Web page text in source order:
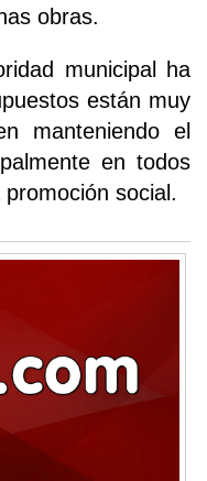
obras.
municipal ha
están muy
manteniendo el
en todos
social.